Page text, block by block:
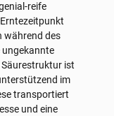
reife
während des
ungekannte
Säurestruktur ist
im
transportiert
und eine